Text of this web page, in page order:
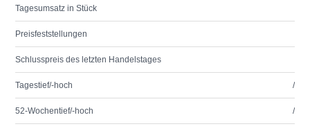
Tagesumsatz in Stück
Preisfeststellungen
Schlusspreis des letzten Handelstages
Tagestief/-hoch /
52-Wochentief/-hoch /